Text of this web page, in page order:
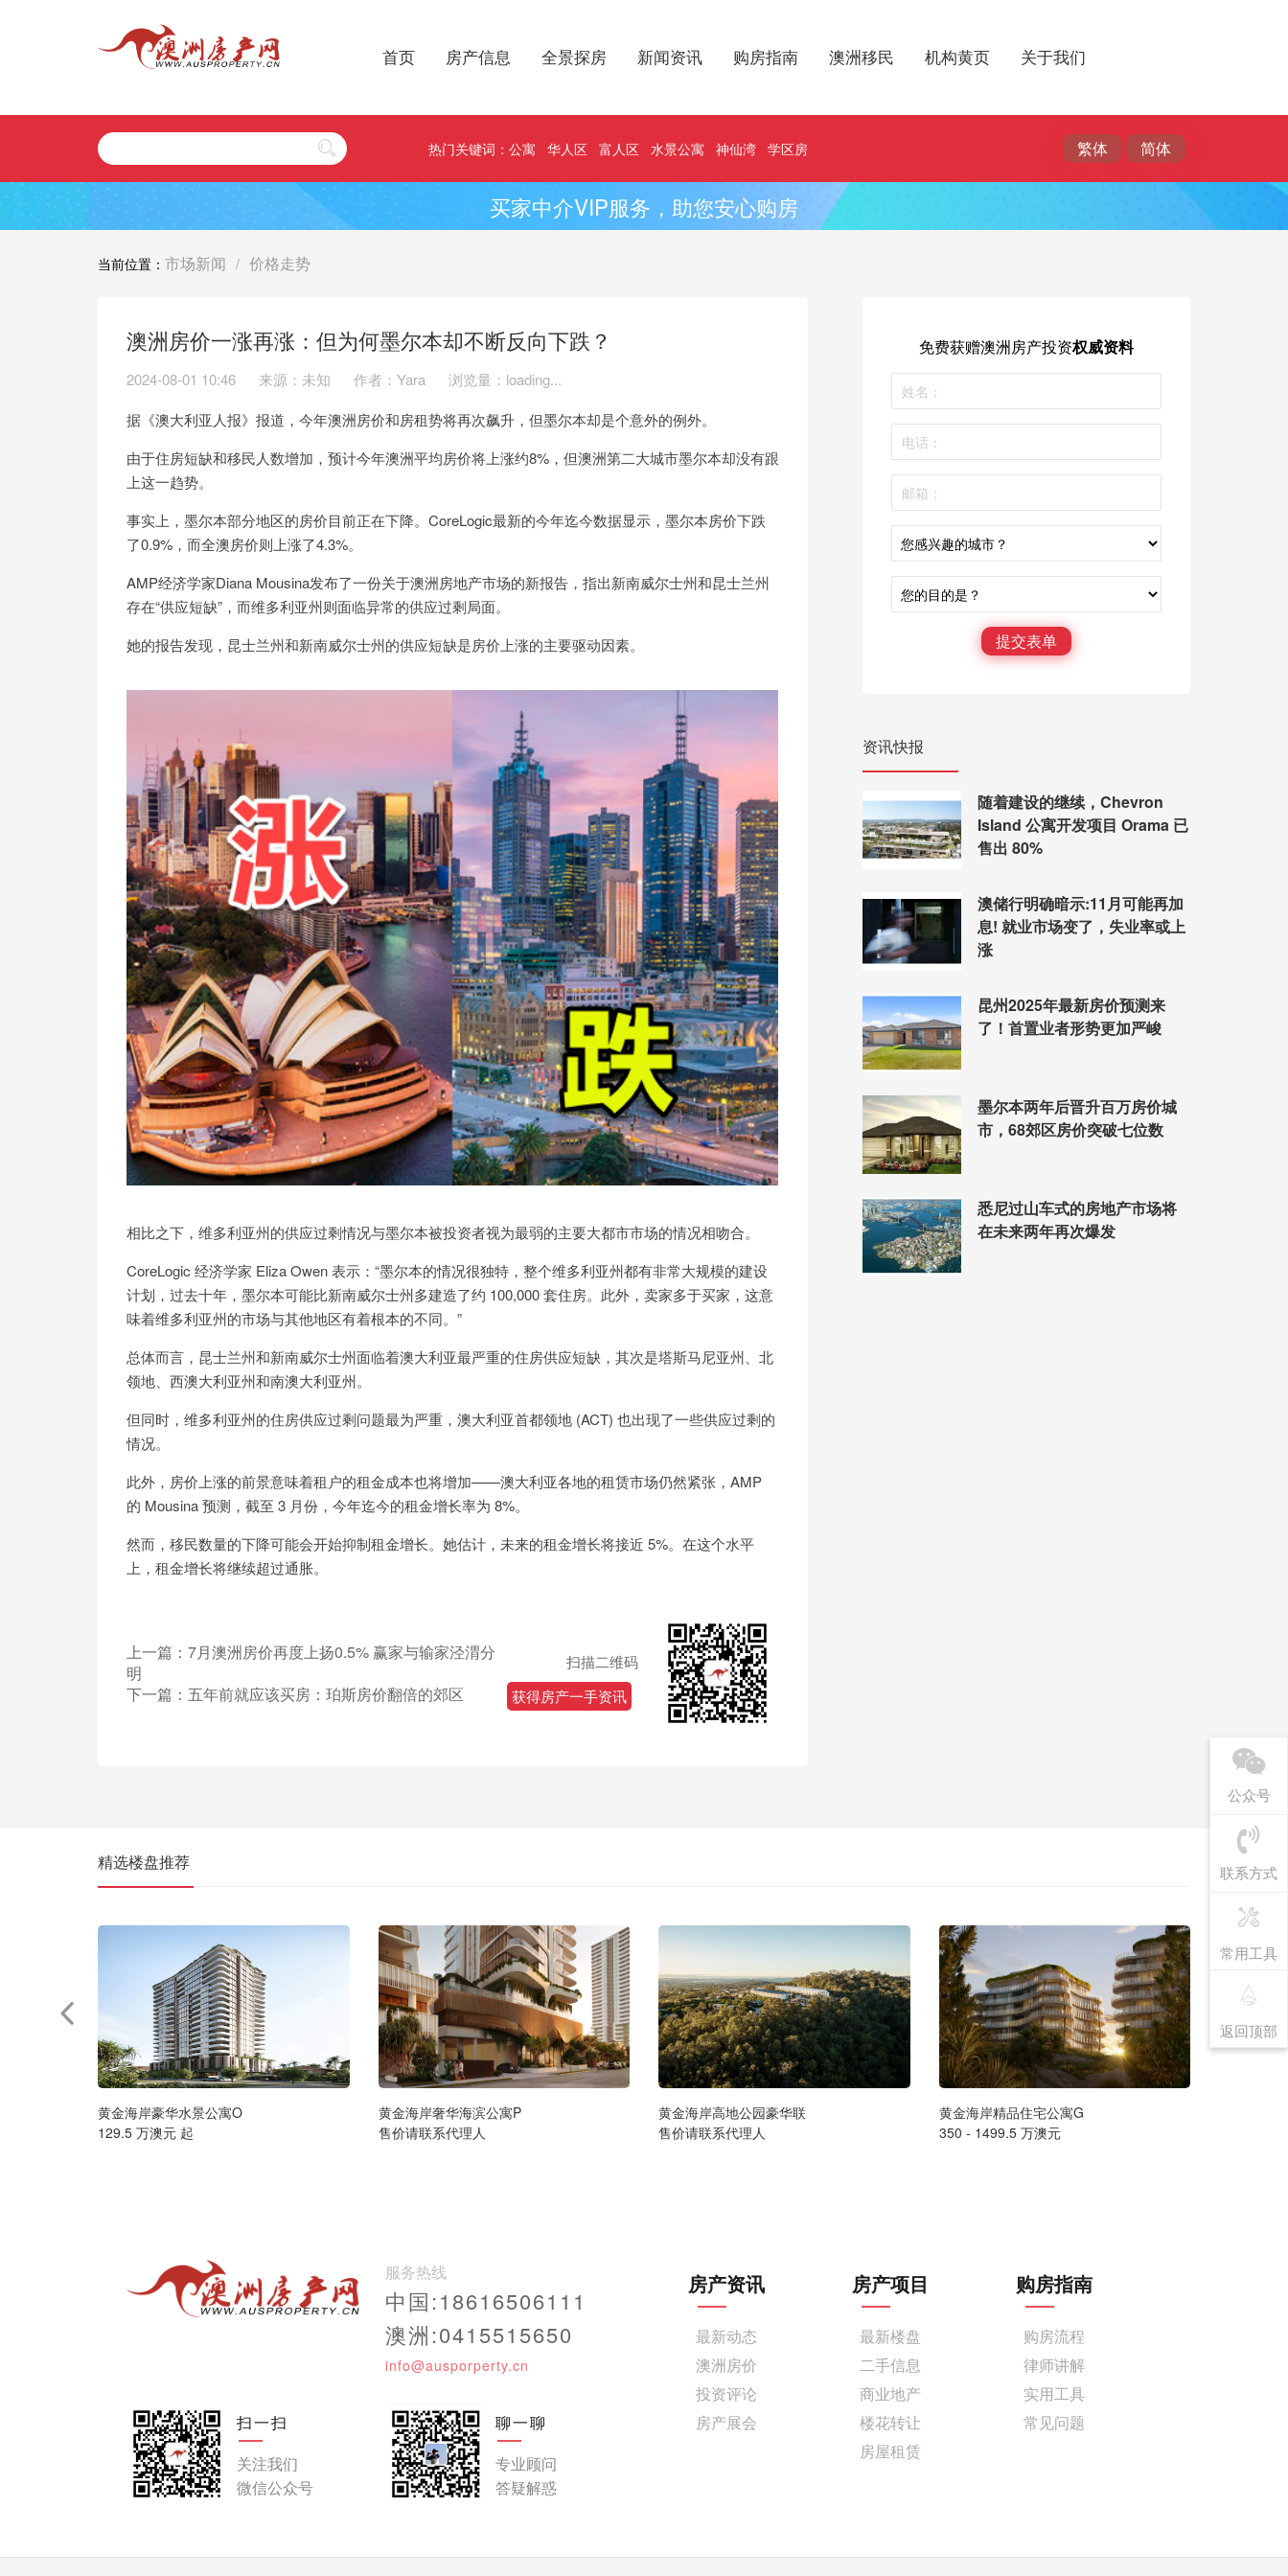
首页 房产信息 全景探房 新闻资讯 购房指南 澳洲移民 机构黄页 关于我们
热门关键词： 公寓 华人区 富人区 水景公寓 神仙湾 学区房
买家中介VIP服务，助您安心购房
当前位置： 市场新闻 / 价格走势
澳洲房价一涨再涨：但为何墨尔本却不断反向下跌？
2024-08-01 10:46 来源：未知 作者：Yara 浏览量： loading...
据《澳大利亚人报》报道，今年澳洲房价和房租势将再次飙升，但墨尔本却是个意外的例外。
由于住房短缺和移民人数增加，预计今年澳洲平均房价将上涨约8%，但澳洲第二大城市墨尔本却没有跟
上这一趋势。
事实上，墨尔本部分地区的房价目前正在下降。CoreLogic最新的今年迄今数据显示，墨尔本房价下跌
了0.9%，而全澳房价则上涨了4.3%。
AMP经济学家Diana Mousina发布了一份关于澳洲房地产市场的新报告，指出新南威尔士州和昆士兰州
存在“供应短缺”，而维多利亚州则面临异常的供应过剩局面。
她的报告发现，昆士兰州和新南威尔士州的供应短缺是房价上涨的主要驱动因素。
相比之下，维多利亚州的供应过剩情况与墨尔本被投资者视为最弱的主要大都市市场的情况相吻合。
CoreLogic 经济学家 Eliza Owen 表示：“墨尔本的情况很独特，整个维多利亚州都有非常大规模的建设
计划，过去十年，墨尔本可能比新南威尔士州多建造了约 100,000 套住房。此外，卖家多于买家，这意
味着维多利亚州的市场与其他地区有着根本的不同。”
总体而言，昆士兰州和新南威尔士州面临着澳大利亚最严重的住房供应短缺，其次是塔斯马尼亚州、北
领地、西澳大利亚州和南澳大利亚州。
但同时，维多利亚州的住房供应过剩问题最为严重，澳大利亚首都领地 (ACT) 也出现了一些供应过剩的
情况。
此外，房价上涨的前景意味着租户的租金成本也将增加——澳大利亚各地的租赁市场仍然紧张，AMP
的 Mousina 预测，截至 3 月份，今年迄今的租金增长率为 8%。
然而，移民数量的下降可能会开始抑制租金增长。她估计，未来的租金增长将接近 5%。在这个水平
上，租金增长将继续超过通胀。
上一篇： 7月澳洲房价再度上扬0.5% 赢家与输家泾渭分
明
下一篇： 五年前就应该买房：珀斯房价翻倍的郊区
扫描二维码
获得房产一手资讯
免费获赠澳洲房产投资权威资料
提交表单
资讯快报
随着建设的继续，Chevron
Island 公寓开发项目 Orama 已
售出 80%
澳储行明确暗示:11月可能再加
息! 就业市场变了，失业率或上
涨
昆州2025年最新房价预测来
了！首置业者形势更加严峻
墨尔本两年后晋升百万房价城
市，68郊区房价突破七位数
悉尼过山车式的房地产市场将
在未来两年再次爆发
精选楼盘推荐
黄金海岸豪华水景公寓O
129.5 万澳元 起
黄金海岸奢华海滨公寓P
售价请联系代理人
黄金海岸高地公园豪华联
售价请联系代理人
黄金海岸精品住宅公寓G
350 - 1499.5 万澳元
服务热线
中国:18616506111
澳洲:0415515650
info@ausporperty.cn
扫一扫
关注我们
微信公众号
聊一聊
专业顾问
答疑解惑
房产资讯
最新动态
澳洲房价
投资评论
房产展会
房产项目
最新楼盘
二手信息
商业地产
楼花转让
房屋租赁
购房指南
购房流程
律师讲解
实用工具
常见问题
公众号
联系方式
常用工具
返回顶部